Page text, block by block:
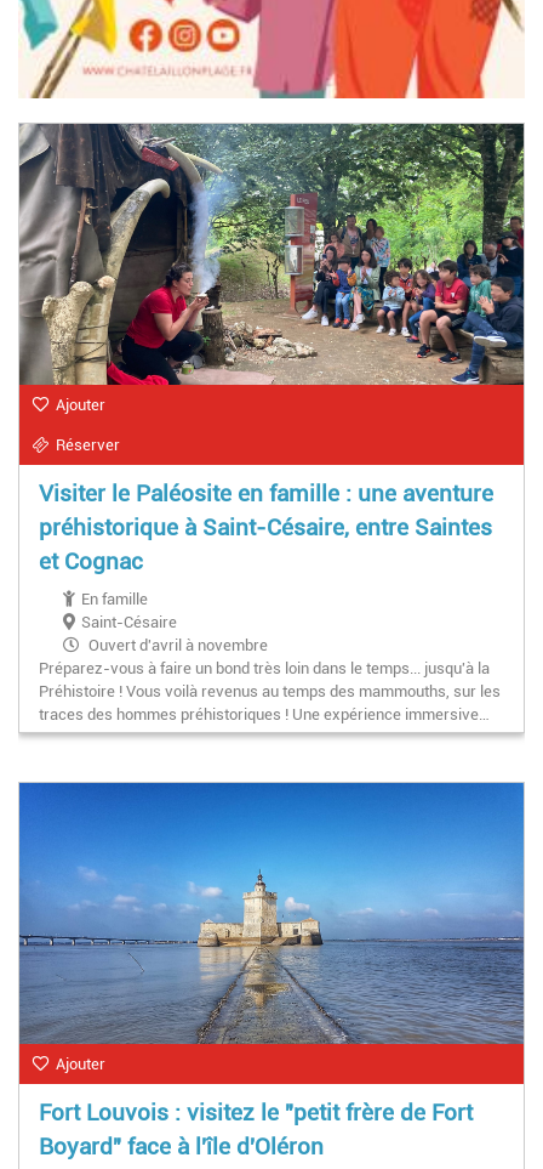
Ajouter
Réserver
Visiter le Paléosite en famille : une aventure
préhistorique à Saint-Césaire, entre Saintes
et Cognac
En famille
Saint-Césaire
Ouvert d'avril à novembre
Préparez-vous à faire un bond très loin dans le temps... jusqu'à la
Préhistoire ! Vous voilà revenus au temps des mammouths, sur les
traces des hommes préhistoriques ! Une expérience immersive…
Ajouter
Fort Louvois : visitez le "petit frère de Fort
Boyard" face à l'île d'Oléron